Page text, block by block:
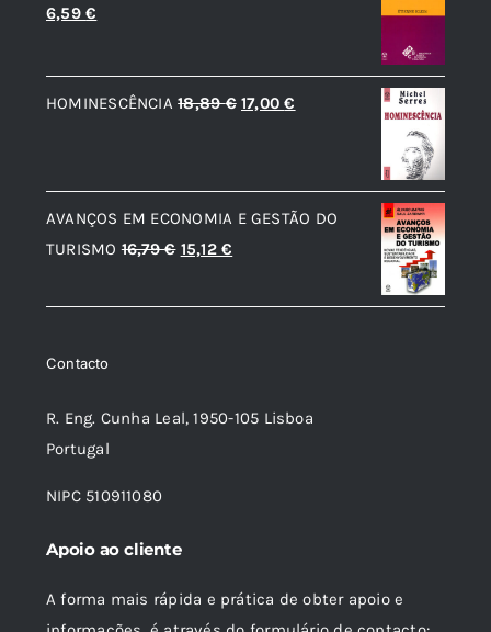
17,80 €.
O
original
era:
6,59€
atual
é:
HOMINESCÊNCIA 18,89€ O
era:
18,89 €.
17,00€
é:
17,00 €.
AVANÇOS EM ECONOMIA E GESTÃO DO
TURISMO 16,79€ O
original
15,12 €
atual
Contacto
R. Eng. Cunha Leal, 1950-105 Lisboa
Portugal
NIPC 510911080
Apoio ao cliente
A forma mais rápida e prática de obter apoio e